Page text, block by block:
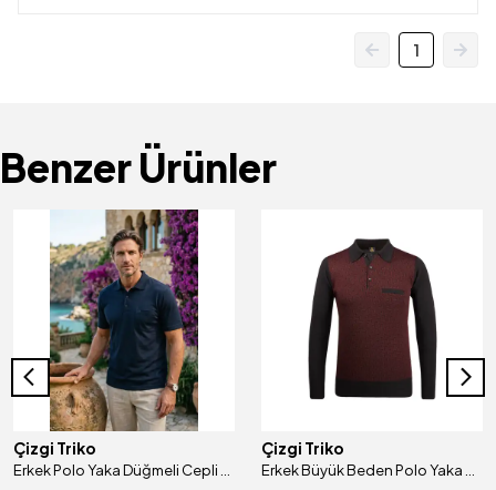
1
Benzer Ürünler
Çizgi Triko
Erkek Polo Yaka Düğmeli Cepli Kısa Kollu Tişört Klasik Kalıp - 5305 BAT
Çizgi Triko
Erkek Büyük Beden Polo Yaka Kazak Desenli Kol Ve Bel Lastikli Çelik Örgü Klasik Kalıp - 4812FB